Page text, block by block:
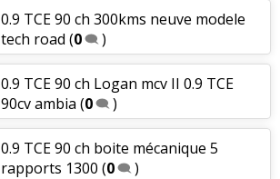
0.9 TCE 90 ch 300kms neuve modele
tech road (0 )
0.9 TCE 90 ch Logan mcv II 0.9 TCE
90cv ambia (0 )
0.9 TCE 90 ch boite mécanique 5
rapports 1300 (0 )